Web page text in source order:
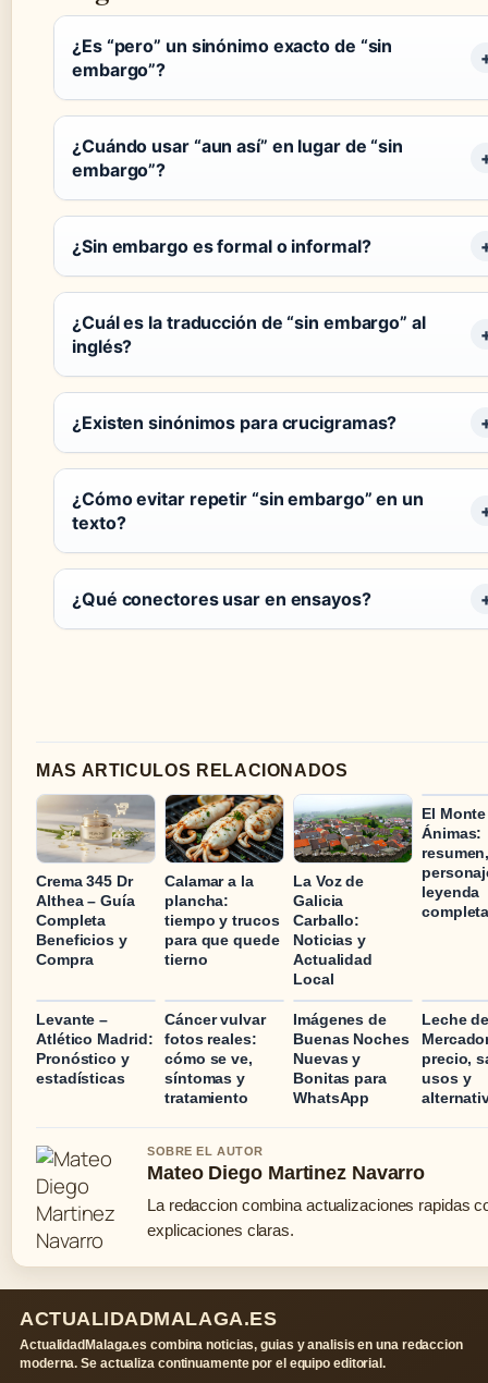
¿Es “pero” un sinónimo exacto de “sin
embargo”?
¿Cuándo usar “aun así” en lugar de “sin
embargo”?
¿Sin embargo es formal o informal?
¿Cuál es la traducción de “sin embargo” al
inglés?
¿Existen sinónimos para crucigramas?
¿Cómo evitar repetir “sin embargo” en un
texto?
¿Qué conectores usar en ensayos?
MAS ARTICULOS RELACIONADOS
Crema 345 Dr
Althea – Guía
Completa
Beneficios y
Compra
Calamar a la
plancha:
tiempo y trucos
para que quede
tierno
La Voz de
Galicia
Carballo:
Noticias y
Actualidad
Local
El
Ánimas:
leyenda
Levante –
Atlético Madrid:
Pronóstico y
estadísticas
Cáncer vulvar
fotos reales:
cómo se ve,
síntomas y
tratamiento
Imágenes de
Buenas Noches
Nuevas y
Bonitas para
WhatsApp
Leche
precio,
usos y
SOBRE EL AUTOR
Mateo Diego Martinez Navarro
La redaccion combina actualizaciones rapidas
explicaciones claras.
ACTUALIDADMALAGA.ES
ActualidadMalaga.es combina noticias, guias y analisis en una redaccion
moderna. Se actualiza continuamente por el equipo editorial.